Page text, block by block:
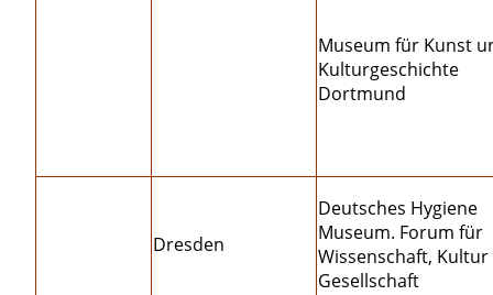
Museum für Kunst
Kulturgeschichte
Dortmund
Dresden
Deutsches Hygiene
Museum. Forum für
Wissenschaft,
Gesellschaft